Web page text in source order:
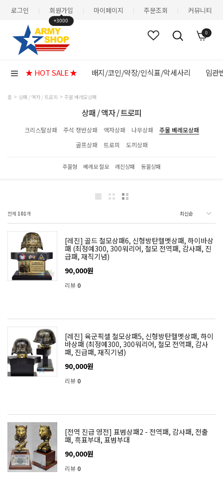
로그인 회원가입
+3000
마이페이지 주문조회 커뮤니티
0
★ HOT SALE ★ 배지/코인/약장/인식표/악세사리 임관
홈 상패 / 액자 / 트로피 주물 베레모상패
상패 / 액자 / 트로피
크리스탈상패 주석 쟁반상패 액자상패 나무상패
주물 베레모상패
골프상패
트로피 도끼상패
주물형 베레모 철모 레진상패 동물상패
전체 101개
[레진] 골드 철모상패6, 신형방탄헬멧상패, 하이바상
패 (최정예300, 300워리어, 철모 전역패, 감사패, 진
급패, 재직기념)
90,000원
리뷰 0
[레진] 육군픽셀 철모상패5, 신형방탄헬멧상패, 하이
바상패 (최정예300, 300워리어, 철모 전역패, 감사
패, 진급패, 재직기념)
90,000원
리뷰 0
[전역 진급 영전] 표범상패2 - 전역패, 감사패, 전출
패, 흑표부대, 표범부대
90,000원
리뷰 0